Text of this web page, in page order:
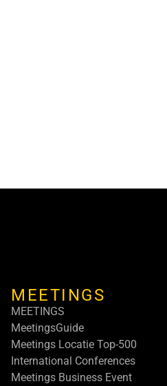
MEETINGS
MEETINGS
MeetingsGuide
Meetings Locatie Top-500
International Conferences
Meetings Business Event